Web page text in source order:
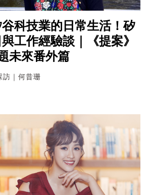
科技業的日常生活！矽
工作經驗談｜《提案》
未來番外篇
訪｜何昔珊